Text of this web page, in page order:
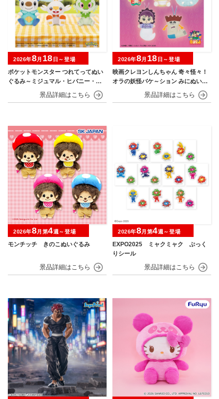
ポケットモンスター つれてってぬい
ぐるみ～ミジュマル・ヒバニー・ニ
2026年8月 18 日～登場
映画クレヨンしんちゃん 奇々怪々！
オラの妖怪バケ～ション みにぬいぐ
2026年8月 18 日～登場
モンチッチ きのこぬいぐるみ
2026年8月第4週～登場
EXPO2025 ミャクミャク ぷっく
りシール
2026年8月第4週～登場